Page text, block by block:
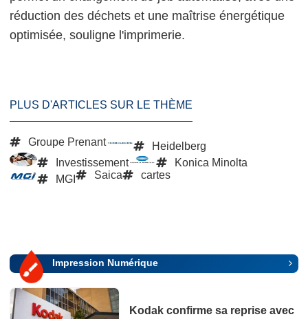
réduction des déchets et une maîtrise énergétique
optimisée, souligne l'imprimerie.
PLUS D'ARTICLES SUR LE THÈME
Groupe Prenant
Heidelberg
Investissement
Konica Minolta
MGI
Saica cartes
Impression Numérique
Kodak confirme sa reprise avec